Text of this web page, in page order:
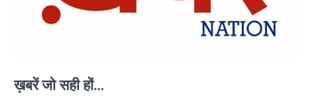
ख़बरें जो सही हों...